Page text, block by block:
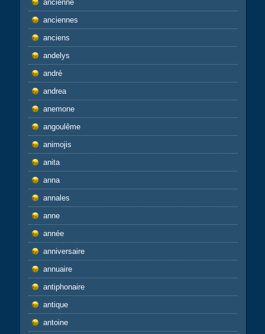
ancienne
anciennes
anciens
andelys
andré
andrea
anemone
angoulême
animojis
anita
anna
annales
anne
année
anniversaire
annuaire
antiphonaire
antique
antoine